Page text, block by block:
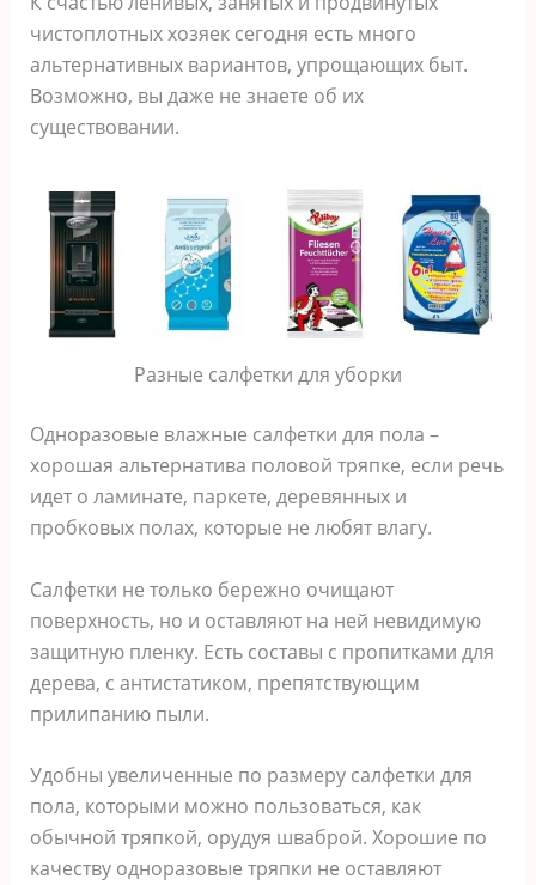
чистоплотных хозяек сегодня есть много
альтернативных вариантов, упрощающих быт.
Возможно, вы даже не знаете об их
существовании.
Разные салфетки для уборки
Одноразовые влажные салфетки для пола –
хорошая альтернатива половой тряпке, если речь
идет о ламинате, паркете, деревянных и
пробковых полах, которые не любят влагу.
Салфетки не только бережно очищают
поверхность, но и оставляют на ней невидимую
защитную пленку. Есть составы с пропитками для
дерева, с антистатиком, препятствующим
прилипанию пыли.
Удобны увеличенные по размеру салфетки для
пола, которыми можно пользоваться, как
обычной тряпкой, орудуя шваброй. Хорошие по
качеству одноразовые тряпки не оставляют